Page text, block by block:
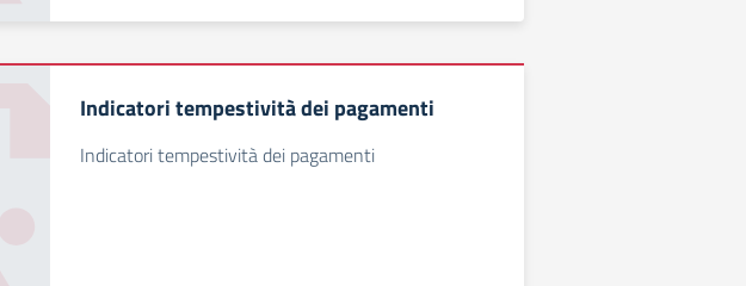
Indicatori tempestività dei pagamenti
Indicatori tempestività dei pagamenti